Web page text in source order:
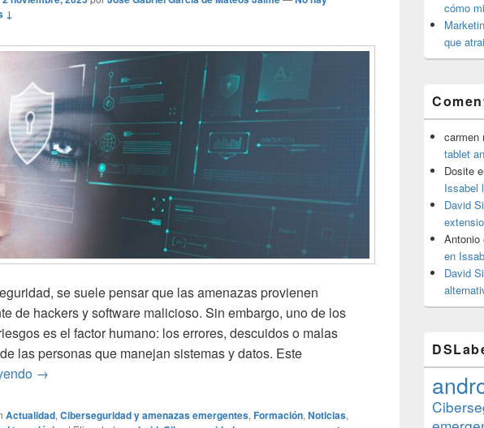
↓
se suele pensar que las amenazas provienen
de hackers y software malicioso. Sin embargo, uno de los
es el factor humano: los errores, descuidos o malas
las personas que manejan sistemas y datos. Este
Qué es el factor humano en ciberseguridad y cómo mitigarlo
→
Actualidad, Ciberseguridad y amenazas emergentes, Formación, Noticias,
cómo
que
carmen
tablet
Dosite
Issabel
David
Antonio
en
David